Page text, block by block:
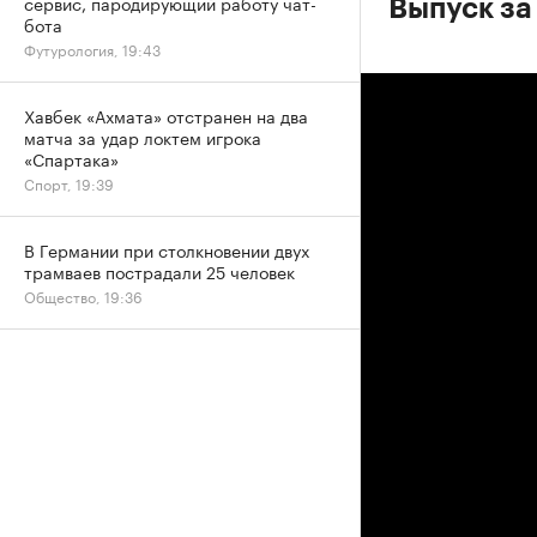
Выпуск
бота
Футурология, 19:43
Хавбек «Ахмата» отстранен на два
матча за удар локтем игрока
«Спартака»
Спорт, 19:39
В Германии при столкновении двух
трамваев пострадали 25 человек
Общество, 19:36